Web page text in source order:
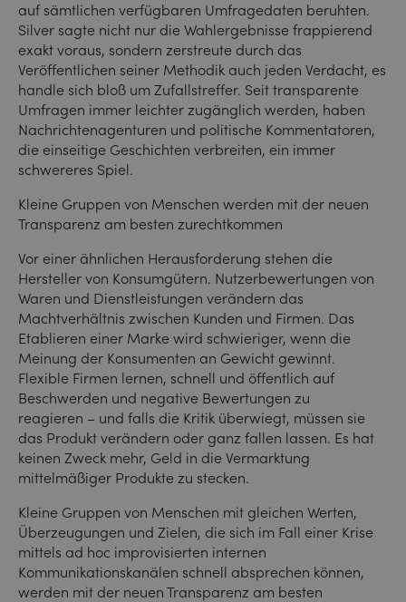
auf sämtlichen verfügbaren Umfragedaten beruhten.
Silver sagte nicht nur die Wahlergebnisse frappierend
exakt voraus, sondern zerstreute durch das
Veröffentlichen seiner Methodik auch jeden Verdacht, es
handle sich bloß um Zufallstreffer. Seit transparente
Umfragen immer leichter zugänglich werden, haben
Nachrichtenagenturen und politische Kommentatoren,
die einseitige Geschichten verbreiten, ein immer
schwereres Spiel.
Kleine Gruppen von Menschen werden mit der neuen
Transparenz am besten zurechtkommen
Vor einer ähnlichen Herausforderung stehen die
Hersteller von Konsumgütern. Nutzerbewertungen von
Waren und Dienstleistungen verändern das
Machtverhältnis zwischen Kunden und Firmen. Das
Etablieren einer Marke wird schwieriger, wenn die
Meinung der Konsumenten an Gewicht gewinnt.
Flexible Firmen lernen, schnell und öffentlich auf
Beschwerden und negative Bewertungen zu
reagieren – und falls die Kritik überwiegt, müssen sie
das Produkt verändern oder ganz fallen lassen. Es hat
keinen Zweck mehr, Geld in die Vermarktung
mittelmäßiger Produkte zu stecken.
Kleine Gruppen von Menschen mit gleichen Werten,
Überzeugungen und Zielen, die sich im Fall einer Krise
mittels ad hoc improvisierten internen
Kommunikationskanälen schnell absprechen können,
werden mit der neuen Transparenz am besten